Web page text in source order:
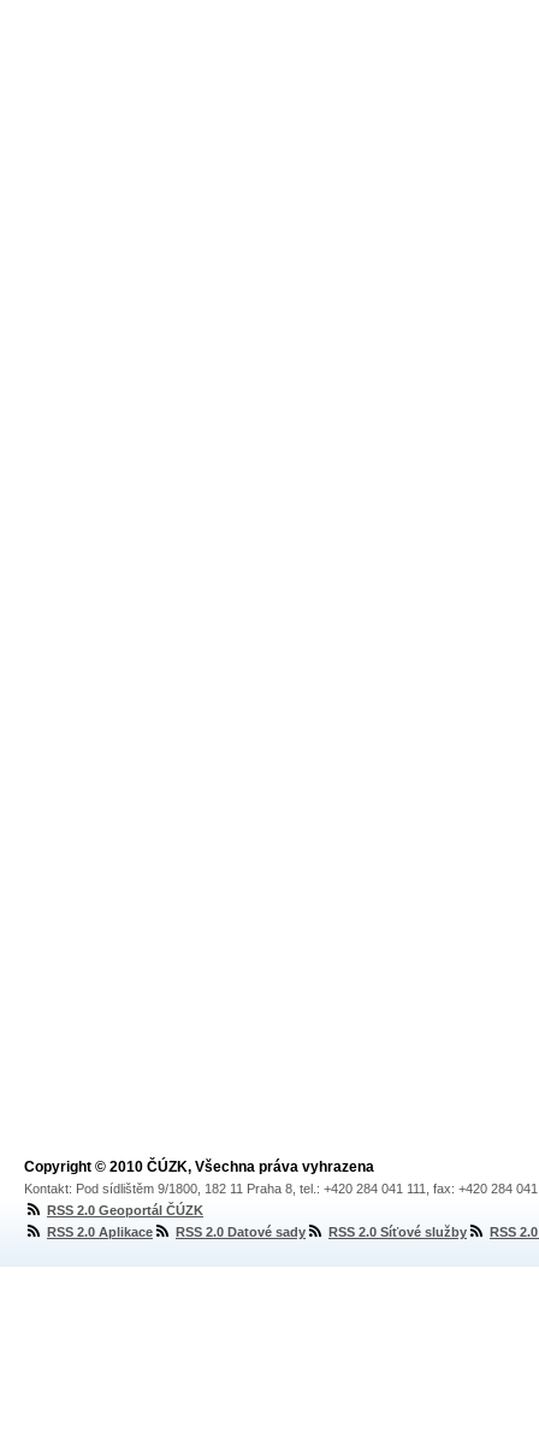
Copyright © 2010 ČÚZK, Všechna práva vyhrazena
Kontakt: Pod sídlištěm 9/1800, 182 11 Praha 8, tel.: +420 284 041 111, fax: +420 284
RSS 2.0 Geoportál ČÚZK
RSS 2.0 Aplikace
RSS 2.0 Datové sady RSS 2.0 Síťové služby RSS